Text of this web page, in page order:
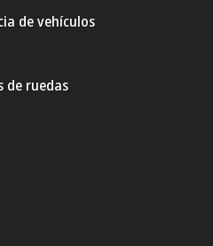
de vehículos
de ruedas